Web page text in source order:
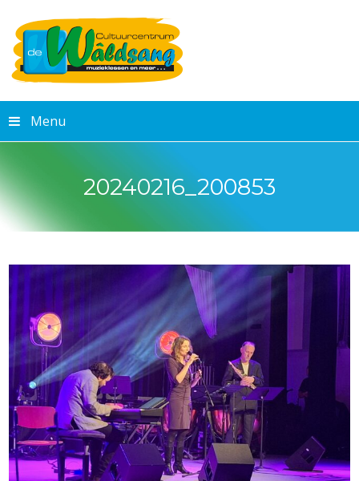
Menu
20240216_200853